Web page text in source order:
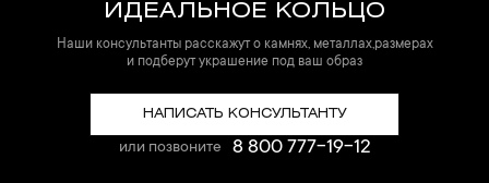
ИДЕАЛЬНОЕ КОЛЬЦО
Наши консультанты расскажут о камнях, металлах,размерах
и подберут украшение под ваш образ
НАПИСАТЬ КОНСУЛЬТАНТУ
или позвоните 8 800 777-19-12